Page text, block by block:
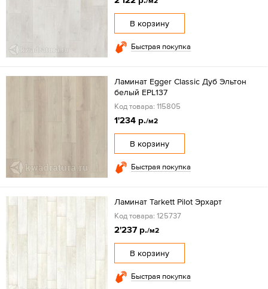
В корзину
Быстрая покупка
Ламинат Egger Classic Дуб Эльтон
белый EPL137
Код товара: 115805
1'234 р./м2
В корзину
Быстрая покупка
Ламинат Tarkett Pilot Эрхарт
Код товара: 125737
2'237 р./м2
В корзину
Быстрая покупка